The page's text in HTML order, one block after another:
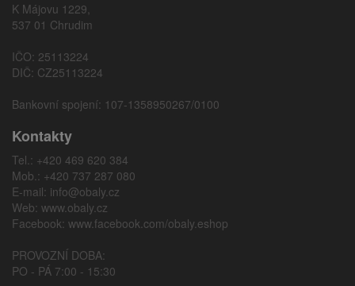
K Májovu 1229,
537 01 Chrudim
IČO: 25113224
DIČ: CZ25113224
Bankovní spojení: 107-1358950267/0100
Kontakty
Tel.: +420 469 620 384
Mob.: +420 737 287 080
E-mail: info@obaly.cz
Web: www.obaly.cz
Facebook: www.facebook.com/obaly.eshop
PROVOZNÍ DOBA:
PO - PÁ 7:00 - 15:30